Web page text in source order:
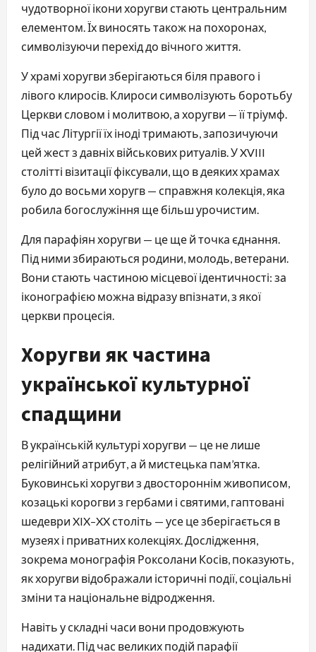
чудотворної ікони хоругви стають центральним
елементом. Їх виносять також на похоронах,
символізуючи перехід до вічного життя.
У храмі хоругви зберігаються біля правого і
лівого клиросів. Клироси символізують боротьбу
Церкви словом і молитвою, а хоругви — її тріумф.
Під час Літургії їх іноді тримають, запозичуючи
цей жест з давніх військових ритуалів. У XVIII
столітті візитації фіксували, що в деяких храмах
було до восьми хоругв — справжня колекція, яка
робила богослужіння ще більш урочистим.
Для парафіян хоругви — це ще й точка єднання.
Під ними збираються родини, молодь, ветерани.
Вони стають частиною місцевої ідентичності: за
іконографією можна відразу впізнати, з якої
церкви процесія.
Хоругви як частина
української культурної
спадщини
В українській культурі хоругви — це не лише
релігійний атрибут, а й мистецька пам’ятка.
Буковинські хоругви з двостороннім живописом,
козацькі корогви з гербами і святими, гаптовані
шедеври XIX–XX століть — усе це зберігається в
музеях і приватних колекціях. Дослідження,
зокрема монографія Роксолани Косів, показують,
як хоругви відображали історичні події, соціальні
зміни та національне відродження.
Навіть у складні часи вони продовжують
надихати. Під час великих подій парафії